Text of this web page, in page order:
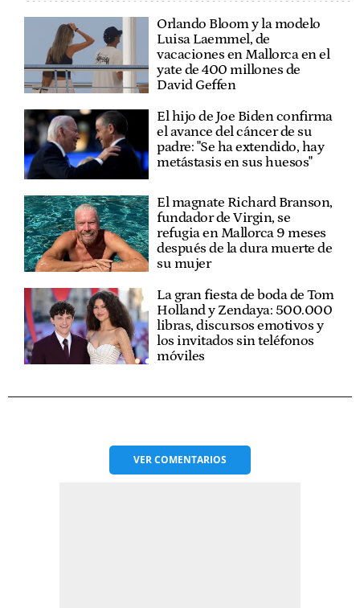
Orlando Bloom y la modelo
Luisa Laemmel, de
vacaciones en Mallorca en el
yate de 400 millones de
David Geffen
El hijo de Joe Biden confirma
el avance del cáncer de su
padre: "Se ha extendido, hay
metástasis en sus huesos"
El magnate Richard Branson,
fundador de Virgin, se
refugia en Mallorca 9 meses
después de la dura muerte de
su mujer
La gran fiesta de boda de Tom
Holland y Zendaya: 500.000
libras, discursos emotivos y
los invitados sin teléfonos
móviles
VERCOMENTARIOS